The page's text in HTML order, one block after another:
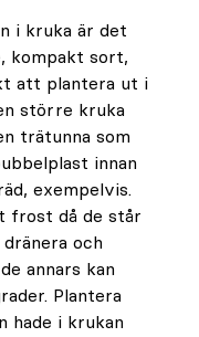
i kruka är det
kompakt sort,
att plantera ut i
större kruka
trätunna som
innan
exempelvis.
frost då de står
och
annars kan
Plantera
hade i krukan